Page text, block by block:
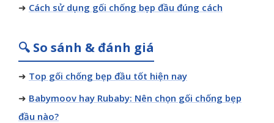
➜ Cách sử dụng gối chống bẹp đầu đúng cách
🔍 So sánh & đánh giá
➜ Top gối chống bẹp đầu tốt hiện nay
➜ Babymoov hay Rubaby: Nên chọn gối chống bẹp
đầu nào?